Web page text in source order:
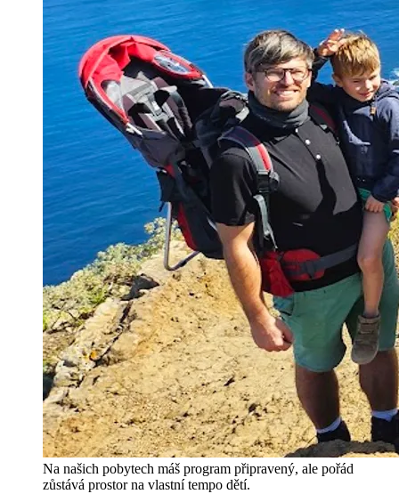
Na našich pobytech máš program připravený, ale pořád
zůstává prostor na vlastní tempo dětí.